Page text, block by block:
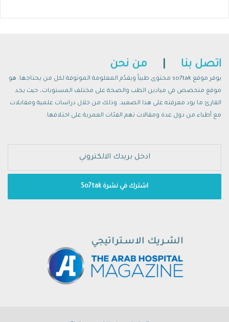
اتصل بنا من نحن
يوفر موقع so7tak محتوى طبياً ويقدّم المعلومة الموثوقة لكل من يحتاجها. هو
موقع متخصص في ميادين الطب والصحة على مختلف المستويات، حيث يجد
القارئ ما يود معرفته على هذا الصعيد. وذلك من خلال دراسات علمية ومقابلات
مع أطباء من دول عدة ومقالات تهم الفئات العمرية على اختلافها.